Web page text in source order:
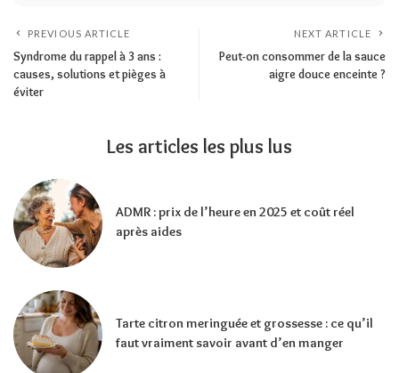
PREVIOUS ARTICLE
Syndrome du rappel à 3 ans :
causes, solutions et pièges à
éviter
NEXT ARTICLE
Peut-on consommer de la sauce
aigre douce enceinte ?
Les articles les plus lus
ADMR : prix de l’heure en 2025 et coût réel
après aides
Tarte citron meringuée et grossesse : ce qu’il
faut vraiment savoir avant d’en manger